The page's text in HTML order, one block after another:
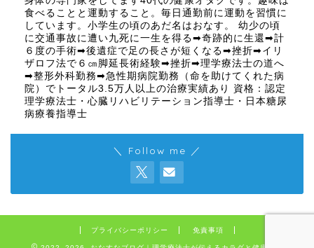
食べることと運動すること。毎日通勤前に運動を習慣に
しています。小学生の頃のあだ名はおなす。 幼少の頃
に交通事故に遭い九死に一生を得る➡奇跡的に生還➡計
６度の手術➡後遺症で足の長さが短くなる➡挫折➡イリ
ザロフ法で６㎝脚延長術経験➡挫折➡理学療法士の道へ
➡整形外科勤務➡急性期病院勤務（命を助けてくれた病
院）でトータル3.5万人以上の治療実績あり 資格：認定
理学療法士・心臓リハビリテーション指導士・日本糖尿
病療養指導士
＼ Follow me ／
プライバシーポリシー 免責事項